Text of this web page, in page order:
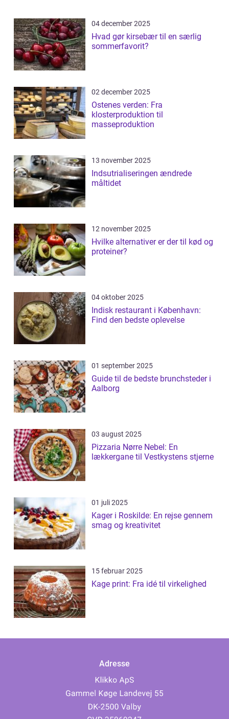
04 december 2025
Hvad gør kirsebær til en særlig
sommerfavorit?
02 december 2025
Ostenes verden: Fra
klosterproduktion til
masseproduktion
13 november 2025
Indsutrialiseringen ændrede
måltidet
12 november 2025
Hvilke alternativer er der til kød og
proteiner?
04 oktober 2025
Indisk restaurant i København:
Find den bedste oplevelse
01 september 2025
Guide til de bedste brunchsteder i
Aalborg
03 august 2025
Pizzaria Nørre Nebel: En
lækkergane til Vestkystens stjerne
01 juli 2025
Kager i Roskilde: En rejse gennem
smag og kreativitet
15 februar 2025
Kage print: Fra idé til virkelighed
Adresse